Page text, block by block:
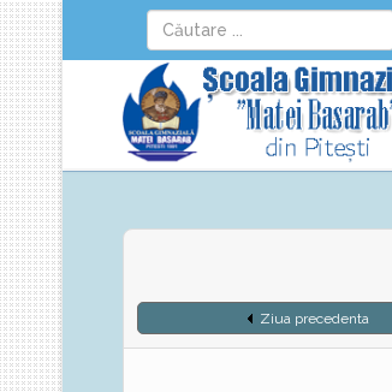
Ziua precedenta